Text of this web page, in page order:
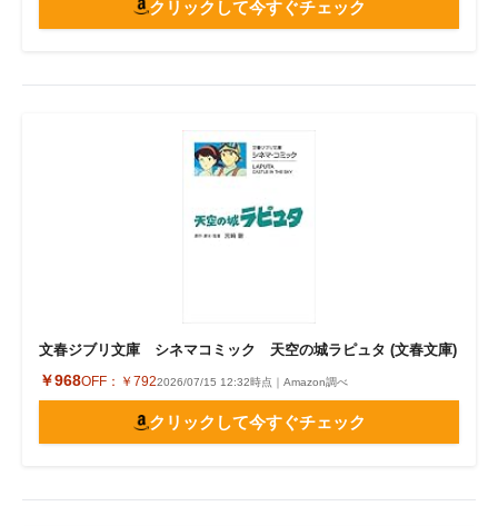
クリックして今すぐチェック
文春ジブリ文庫 シネマコミック 天空の城ラピュタ (文春文庫)
￥968OFF： ￥7922026/07/15 12:32時点｜Amazon調べ
クリックして今すぐチェック